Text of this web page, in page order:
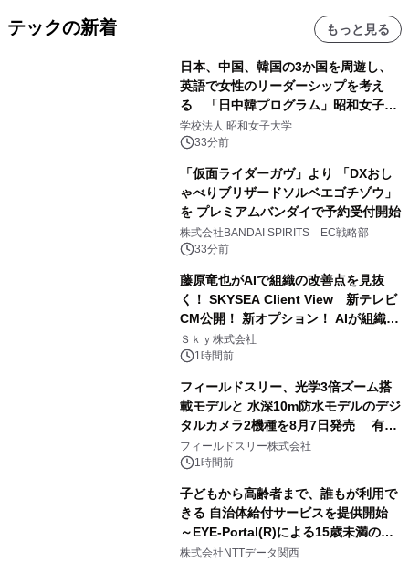
テックの新着 もっと見る
日本、中国、韓国の3か国を周遊し、
英語で女性のリーダーシップを考え
る 「日中韓プログラム」昭和女子大
学で開催
学校法人 昭和女子大学
33分前
「仮面ライダーガヴ」より 「DXおし
ゃべりブリザードソルベエゴチゾウ」
を プレミアムバンダイで予約受付開始
株式会社BANDAI SPIRITS EC戦略部
33分前
藤原竜也がAIで組織の改善点を見抜
く！ SKYSEA Client View 新テレビ
CM公開！ 新オプション！ AIが組織の
業務実態を分析し労務改善を支援。 藤
原竜也メイキング動画公開 「もしAIが
る自信がある」「昨年の夏はカブトム
シを捕まえたり、虫と戦ったり…」
Ｓｋｙ株式会社
1時間前
フィールドスリー、光学3倍ズーム搭
載モデルと 水深10m防水モデルのデジ
タルカメラ2機種を8月7日発売 有効
約1300万画素、用途別に選べるコンデ
ジ新登場
フィールドスリー株式会社
1時間前
子どもから高齢者まで、誰もが利用で
きる 自治体給付サービスを提供開始
～EYE-Portal(R)による15歳未満の本
人認証と デジタルデバイド対策で実現
株式会社NTTデータ関西